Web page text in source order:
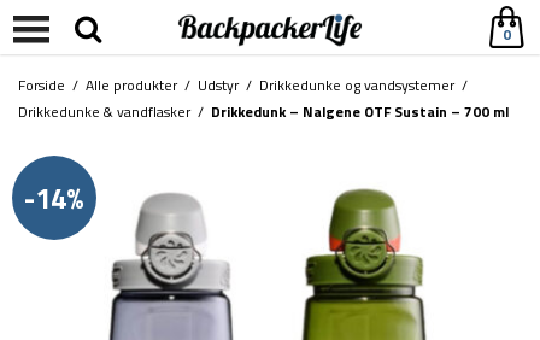
0
Forside / Alle produkter/ Udstyr/ Drikkedunke og vandsystemer/
Drikkedunke & vandflasker/ Drikkedunk – Nalgene OTF Sustain – 700 ml
-14%